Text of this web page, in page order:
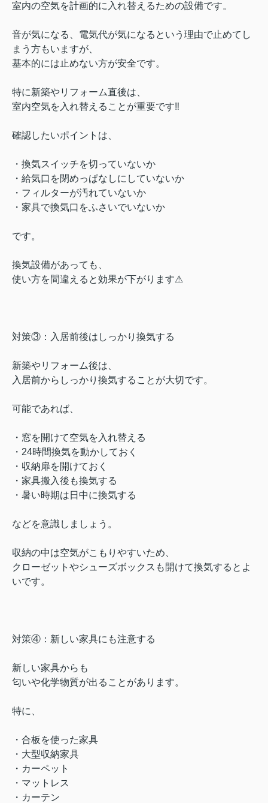
室内の空気を計画的に入れ替えるための設備です。
音が気になる、電気代が気になるという理由で止めてし
まう方もいますが、
基本的には止めない方が安全です。
特に新築やリフォーム直後は、
室内空気を入れ替えることが重要です‼︎
確認したいポイントは、
・換気スイッチを切っていないか
・給気口を閉めっぱなしにしていないか
・フィルターが汚れていないか
・家具で換気口をふさいでいないか
です。
換気設備があっても、
使い方を間違えると効果が下がります⚠︎
対策③：入居前後はしっかり換気する
新築やリフォーム後は、
入居前からしっかり換気することが大切です。
可能であれば、
・窓を開けて空気を入れ替える
・24時間換気を動かしておく
・収納扉を開けておく
・家具搬入後も換気する
・暑い時期は日中に換気する
などを意識しましょう。
収納の中は空気がこもりやすいため、
クローゼットやシューズボックスも開けて換気するとよ
いです。
対策④：新しい家具にも注意する
新しい家具からも
匂いや化学物質が出ることがあります。
特に、
・合板を使った家具
・大型収納家具
・カーペット
・マットレス
・カーテン